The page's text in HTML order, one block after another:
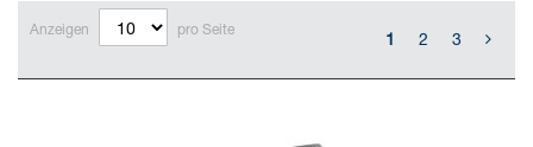
Anzeigen pro Seite 1 2 3